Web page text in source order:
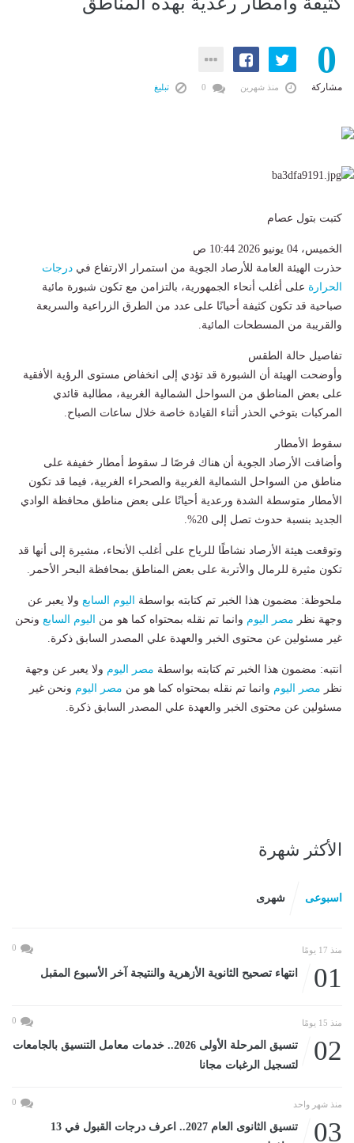
0
مشاركة منذ شهرين تبليغ
كتبت بتول عصام
الخميس، 04 يونيو 2026 10:44 ص
حذرت الهيئة العامة للأرصاد الجوية من استمرار الارتفاع في درجات
الحرارة على أغلب أنحاء الجمهورية، بالتزامن مع تكون شبورة مائية
صباحية قد تكون كثيفة أحيانًا على عدد من الطرق الزراعية والسريعة
والقريبة من المسطحات المائية.
تفاصيل حالة الطقس
وأوضحت الهيئة أن الشبورة قد تؤدي إلى انخفاض مستوى الرؤية الأفقية
على بعض المناطق من السواحل الشمالية الغربية، مطالبة قائدي
المركبات بتوخي الحذر أثناء القيادة خاصة خلال ساعات الصباح.
سقوط الأمطار
وأضافت الأرصاد الجوية أن هناك فرصًا لـ سقوط أمطار خفيفة على
مناطق من السواحل الشمالية الغربية والصحراء الغربية، فيما قد تكون
الأمطار متوسطة الشدة ورعدية أحيانًا على بعض مناطق محافظة الوادي
الجديد بنسبة حدوث تصل إلى 20%.
وتوقعت هيئة الأرصاد نشاطًا للرياح على أغلب الأنحاء، مشيرة إلى أنها قد
تكون مثيرة للرمال والأتربة على بعض المناطق بمحافظة البحر الأحمر.
ملحوظة: مضمون هذا الخبر تم كتابته بواسطة اليوم السابع ولا يعبر عن
وجهة نظر مصر اليوم وانما تم نقله بمحتواه كما هو من اليوم السابع ونحن
غير مسئولين عن محتوى الخبر والعهدة علي المصدر السابق ذكرة.
انتبه: مضمون هذا الخبر تم كتابته بواسطة مصر اليوم ولا يعبر عن وجهة
نظر مصر اليوم وانما تم نقله بمحتواه كما هو من مصر اليوم ونحن غير
مسئولين عن محتوى الخبر والعهدة علي المصدر السابق ذكرة.
الأكثر شهرة
اسبوعى شهرى
منذ 17 يومًا 0
01 انتهاء تصحيح الثانوية الأزهرية والنتيجة آخر الأسبوع المقبل
منذ 15 يومًا 0
02
تنسيق المرحلة الأولى 2026.. خدمات معامل التنسيق بالجامعات
لتسجيل الرغبات مجانا
منذ شهر واحد 0
03
تنسيق الثانوى العام 2027.. اعرف درجات القبول في 13